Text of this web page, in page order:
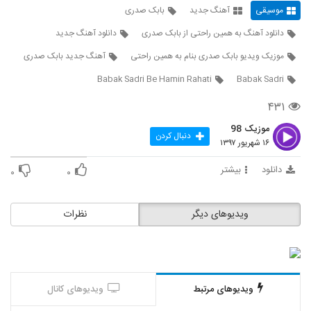
342
343
دانلود آهنگ همایون شجریان من کجا باران کجا
(Homayoun Shajarian Man Koja
Baran Koja)
345
آهنگ حمید پیموده بنام شب
346
آهنگ ببار بارون از فراز شهبازی(پاپ)
۶۳۶ بازدید
موسیقی آهنگ جدید
بابک صدری
دانلود آهنگ به همین راحتی از بابک صدری
دانلود آهنگ جدید
موزیک ویدیو بابک صدری بنام به همین راحتی
آهنگ جدید بابک صدری
Babak Sadri
Babak Sadri Be Hamin Rahati
۴۳۱
موزیک 98
۱۶ شهریور ۱۳۹۷ دنبال کردن
دانلود بیشتر ۰ ۰
نظرات ویدیوهای دیگر
ویدیوهای مرتبط ویدیوهای کانال